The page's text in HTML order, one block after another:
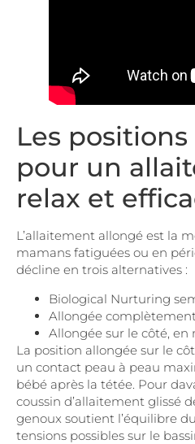
Les
pour un
relax et
L’allaitement allongé est la
mamans fatiguées ou en
décline en trois alternatives :
Biological Nurturing
Allongée
Allongée sur le côté, en
La position allongée sur le
un contact peau à peau
bébé après la tétée. Pour
coussin d’allaitement glissé
genoux soutient l’équilibre
tensions possibles sur le